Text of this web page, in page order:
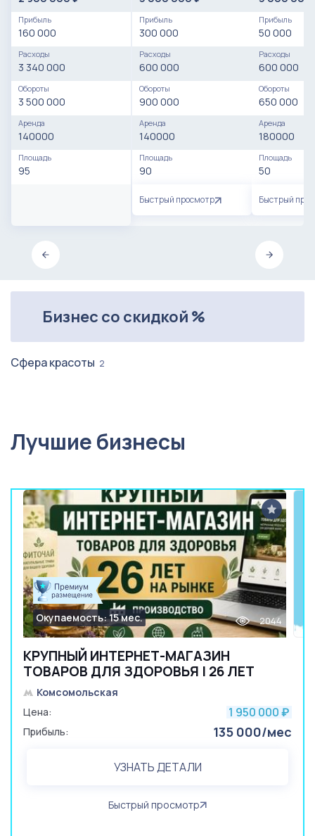
Прибыль
160 000
Расходы
3 340 000
Обороты
3 500 000
Аренда
140000
Площадь
95
Прибыль
300 000
Расходы
600 000
Обороты
900 000
Аренда
140000
Площадь
90
Быстрый просмотр
Прибыль
50 000
Расходы
600 000
Обороты
650 000
Аренда
180000
Площадь
50
Быстрый
Бизнес со скидкой %
Сфера красоты 2
Лучшие бизнесы
КРУПНЫЙ ИНТЕРНЕТ-МАГАЗИН
ТОВАРОВ ДЛЯ ЗДОРОВЬЯ | 26 ЛЕТ
Окупаемость: 15 мес. 2044
Комсомольская
Цена:
1 950 000 ₽
Прибыль: 135 000/мес
УЗНАТЬ ДЕТАЛИ
Быстрый просмотр